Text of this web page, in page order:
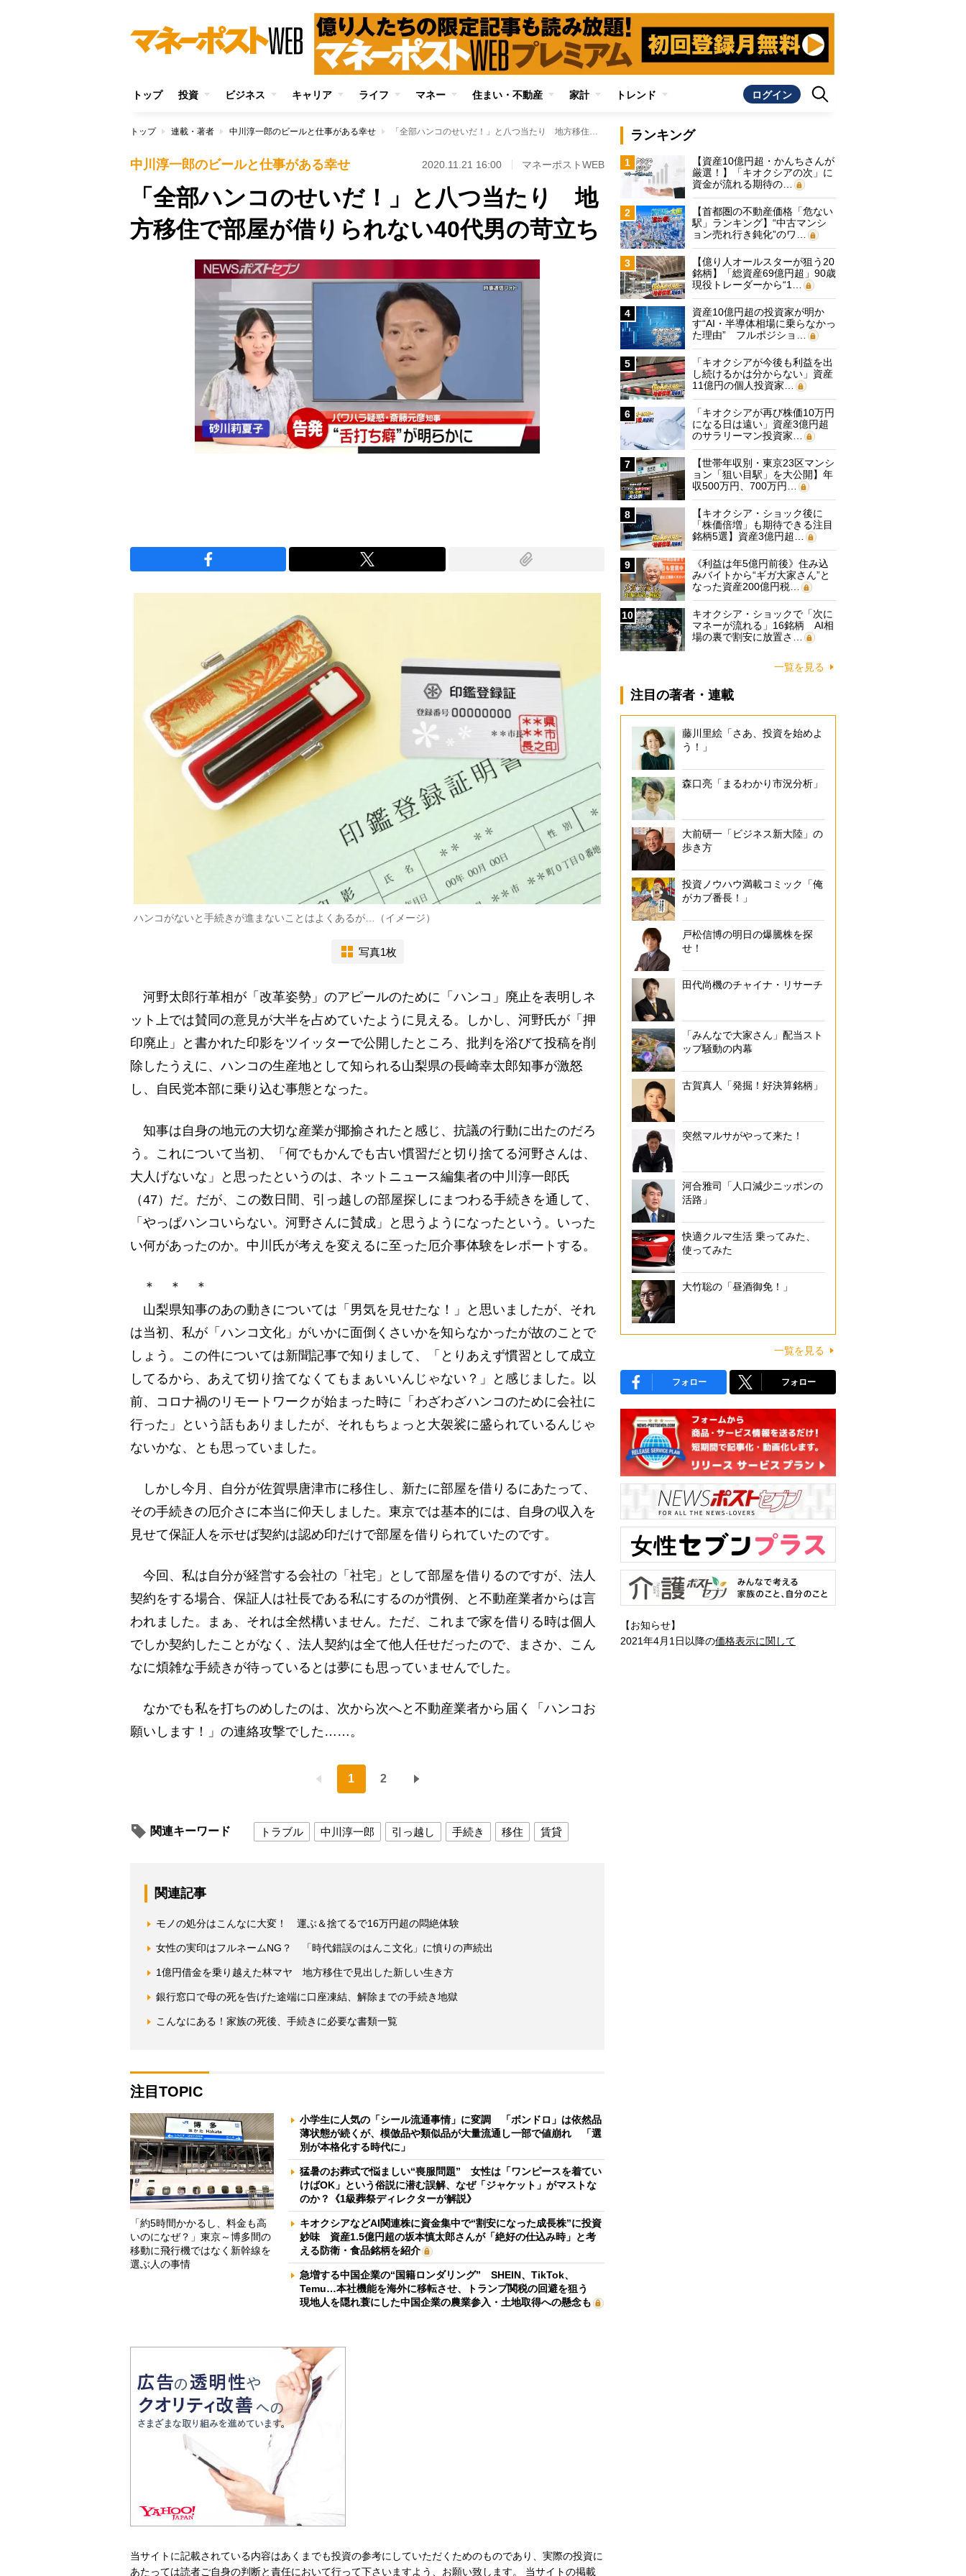
トップ 投資 ビジネス キャリア ライフ マネー 住まい・不動産 家計 トレンド ログイン
トップ 連載・著者 中川淳一郎のビールと仕事がある幸せ 「全部ハンコのせいだ！」と八つ当たり 地方移住で部屋が借りられない40代男の苛立ち
中川淳一郎のビールと仕事がある幸せ 2020.11.21 16:00 マネーポストWEB
「全部ハンコのせいだ！」と八つ当たり 地
方移住で部屋が借りられない40代男の苛立ち
ハンコがないと手続きが進まないことはよくあるが…（イメージ）
写真1枚
河野太郎行革相が「改革姿勢」のアピールのために「ハンコ」廃止を表明しネ
ット上では賛同の意見が大半を占めていたように見える。しかし、河野氏が「押
印廃止」と書かれた印影をツイッターで公開したところ、批判を浴びて投稿を削
除したうえに、ハンコの生産地として知られる山梨県の長崎幸太郎知事が激怒
し、自民党本部に乗り込む事態となった。
知事は自身の地元の大切な産業が揶揄されたと感じ、抗議の行動に出たのだろ
う。これについて当初、「何でもかんでも古い慣習だと切り捨てる河野さんは、
大人げないな」と思ったというのは、ネットニュース編集者の中川淳一郎氏
（47）だ。だが、この数日間、引っ越しの部屋探しにまつわる手続きを通して、
「やっぱハンコいらない。河野さんに賛成」と思うようになったという。いった
い何があったのか。中川氏が考えを変えるに至った厄介事体験をレポートする。
＊ ＊ ＊
山梨県知事のあの動きについては「男気を見せたな！」と思いましたが、それ
は当初、私が「ハンコ文化」がいかに面倒くさいかを知らなかったが故のことで
しょう。この件については新聞記事で知りまして、「とりあえず慣習として成立
してるから、あえて切り捨てなくてもまぁいいんじゃない？」と感じました。以
前、コロナ禍のリモートワークが始まった時に「わざわざハンコのために会社に
行った」という話もありましたが、それもちょっと大袈裟に盛られているんじゃ
ないかな、とも思っていました。
しかし今月、自分が佐賀県唐津市に移住し、新たに部屋を借りるにあたって、
その手続きの厄介さに本当に仰天しました。東京では基本的には、自身の収入を
見せて保証人を示せば契約は認め印だけで部屋を借りられていたのです。
今回、私は自分が経営する会社の「社宅」として部屋を借りるのですが、法人
契約をする場合、保証人は社長である私にするのが慣例、と不動産業者からは言
われました。まぁ、それは全然構いません。ただ、これまで家を借りる時は個人
でしか契約したことがなく、法人契約は全て他人任せだったので、まさか、こん
なに煩雑な手続きが待っているとは夢にも思っていませんでした。
なかでも私を打ちのめしたのは、次から次へと不動産業者から届く「ハンコお
願いします！」の連絡攻撃でした……。
1 2
関連キーワード トラブル 中川淳一郎 引っ越し 手続き 移住 賃貸
関連記事
モノの処分はこんなに大変！ 運ぶ＆捨てるで16万円超の悶絶体験
女性の実印はフルネームNG？ 「時代錯誤のはんこ文化」に憤りの声続出
1億円借金を乗り越えた林マヤ 地方移住で見出した新しい生き方
銀行窓口で母の死を告げた途端に口座凍結、解除までの手続き地獄
こんなにある！家族の死後、手続きに必要な書類一覧
注目TOPIC
「約5時間かかるし、料金も高
いのになぜ？」東京～博多間の
移動に飛行機ではなく新幹線を
選ぶ人の事情
小学生に人気の「シール流通事情」に変調 「ボンドロ」は依然品
薄状態が続くが、模倣品や類似品が大量流通し一部で値崩れ 「選
別が本格化する時代に」
猛暑のお葬式で悩ましい“喪服問題” 女性は「ワンピースを着てい
けばOK」という俗説に潜む誤解、なぜ「ジャケット」がマストな
のか？《1級葬祭ディレクターが解説》
キオクシアなどAI関連株に資金集中で“割安になった成長株”に投資
妙味 資産1.5億円超の坂本慎太郎さんが「絶好の仕込み時」と考
える防衛・食品銘柄を紹介
急増する中国企業の“国籍ロンダリング” SHEIN、TikTok、
Temu…本社機能を海外に移転させ、トランプ関税の回避を狙う
現地人を隠れ蓑にした中国企業の農業参入・土地取得への懸念も
当サイトに記載されている内容はあくまでも投資の参考にしていただくためのものであり、実際の投資に
あたっては読者ご自身の判断と責任において行って下さいますよう、お願い致します。 当サイトの掲載
ランキング
1
【資産10億円超・かんちさんが
厳選！】「キオクシアの次」に
資金が流れる期待の…
2
【首都圏の不動産価格「危ない
駅」ランキング】“中古マンシ
ョン売れ行き鈍化”のワ…
3
【億り人オールスターが狙う20
銘柄】「総資産69億円超」90歳
現役トレーダーから“1…
4
資産10億円超の投資家が明か
す“AI・半導体相場に乗らなかっ
た理由” フルポジショ…
5
「キオクシアが今後も利益を出
し続けるかは分からない」資産
11億円の個人投資家…
6
「キオクシアが再び株価10万円
になる日は遠い」資産3億円超
のサラリーマン投資家…
7
【世帯年収別・東京23区マンシ
ョン「狙い目駅」を大公開】年
収500万円、700万円…
8
【キオクシア・ショック後に
「株価倍増」も期待できる注目
銘柄5選】資産3億円超…
9
《利益は年5億円前後》住み込
みバイトから“ギガ大家さん”と
なった資産200億円税…
10
キオクシア・ショックで「次に
マネーが流れる」16銘柄 AI相
場の裏で割安に放置さ…
一覧を見る
注目の著者・連載
藤川里絵「さあ、投資を始めよ
う！」
森口亮「まるわかり市況分析」
大前研一「ビジネス新大陸」の
歩き方
投資ノウハウ満載コミック「俺
がカブ番長！」
戸松信博の明日の爆騰株を探
せ！
田代尚機のチャイナ・リサーチ
「みんなで大家さん」配当スト
ップ騒動の内幕
古賀真人「発掘！好決算銘柄」
突然マルサがやって来た！
河合雅司「人口減少ニッポンの
活路」
快適クルマ生活 乗ってみた、
使ってみた
大竹聡の「昼酒御免！」
一覧を見る
フォロー フォロー
【お知らせ】
2021年4月1日以降の価格表示に関して